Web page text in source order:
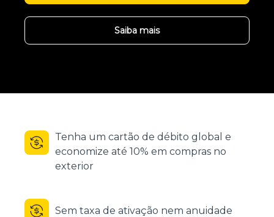
Saiba mais
Tenha um cartão de débito global e
economize até 10% em compras no
exterior
Sem taxa de ativação nem anuidade